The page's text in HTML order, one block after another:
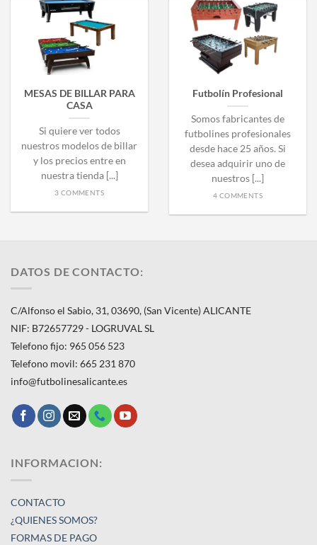
MESAS DE BILLAR PARA
CASA
Si quiere ver todos
nuestros modelos de billar
y los precios entre en
nuestra tienda [...]
3 COMMENTS
Futbolín Profesional
Somos fabricantes de
futbolines profesionales
desde hace 25 años. Si
desea adquirir uno de
nuestros [...]
4 COMMENTS
DATOS DE CONTACTO:
C/Alfonso el Sabio, 31, 03690, (San Vicente) ALICANTE
NIF: B72657729 - LOGRUVAL SL
Telefono fijo: 965 056 523
Telefono movil: 665 231 870
info@futbolinesalicante.es
INFORMACION:
CONTACTO
¿QUIENES SOMOS?
FORMAS DE PAGO